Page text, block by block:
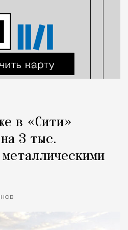
в «Сити»
3 тыс.